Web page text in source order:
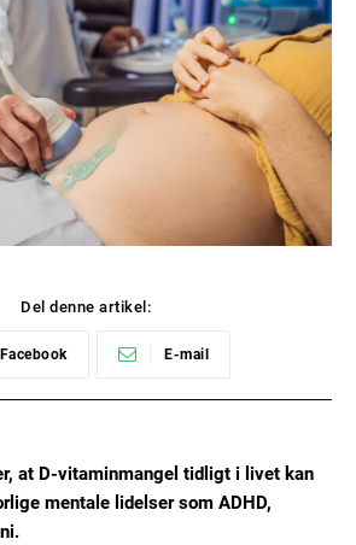
Del denne artikel:
Facebook E-mail
at D-vitaminmangel tidligt i livet kan
mentale lidelser som ADHD,